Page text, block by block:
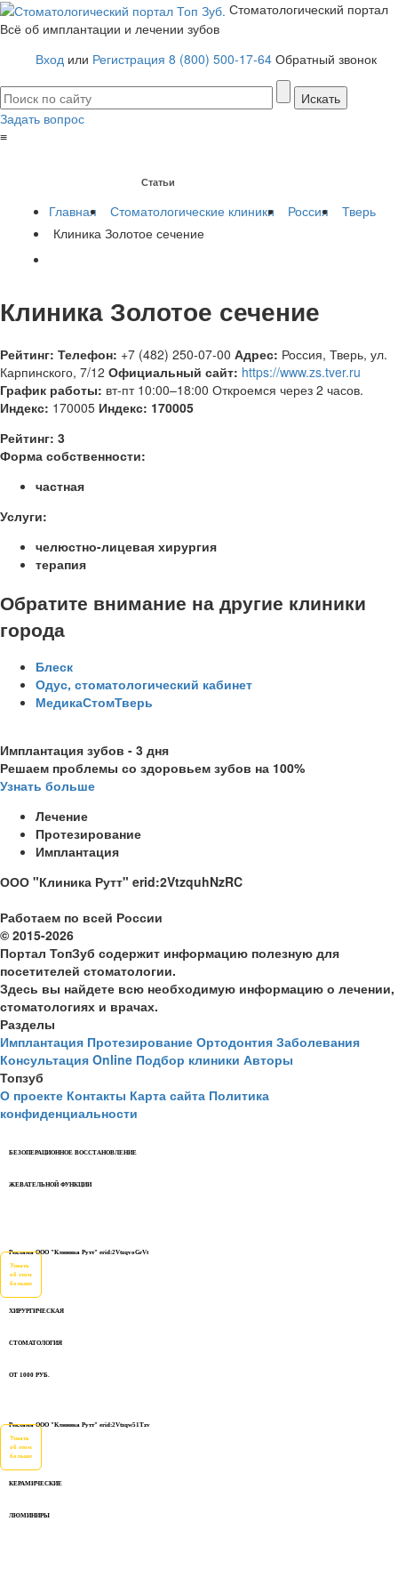
Стоматологический портал
Всё об имплантации и лечении зубов
Вход или Регистрация 8 (800) 500-17-64 Обратный звонок
Задать вопрос
≡
Статьи
Главная Стоматологические клиники Россия
Тверь
Клиника Золотое сечение
Клиника Золотое сечение
Рейтинг: Телефон: +7 (482) 250-07-00 Адрес: Россия, Тверь, ул.
Карпинского, 7/12 Официальный сайт: https://www.zs.tver.ru
График работы: вт-пт 10:00–18:00 Откроемся через 2 часов.
Индекс: 170005 Индекс: 170005
Рейтинг: 3
Форма собственности:
частная
Услуги:
челюстно-лицевая хирургия
терапия
Обратите внимание на другие клиники
города
Блеск
Одус, стоматологический кабинет
МедикаСтомТверь
Имплантация зубов - 3 дня
Решаем проблемы со здоровьем зубов на 100%
Узнать больше
Лечение
Протезирование
Имплантация
ООО "Клиника Рутт" erid:2VtzquhNzRC
Работаем по всей России
© 2015-2026
Портал ТопЗуб содержит информацию полезную для
посетителей стоматологии.
Здесь вы найдете всю необходимую информацию о лечении,
стоматологиях и врачах.
Разделы
Имплантация Протезирование Ортодонтия Заболевания
Консультация Online Подбор клиники Авторы
Топзуб
О проекте Контакты Карта сайта Политика
конфиденциальности
БЕЗОПЕРАЦИОННОЕ ВОССТАНОВЛЕНИЕ
ЖЕВАТЕЛЬНОЙ ФУНКЦИИ
Реклама ООО "Клиника Рутт" erid:2VtzqvoGrVt
Узнать
об этом
больше
ХИРУРГИЧЕСКАЯ
СТОМАТОЛОГИЯ
ОТ 1000 РУБ.
Реклама ООО "Клиника Рутт" erid:2Vtzqw51Tzv
Узнать
об этом
больше
КЕРАМИЧЕСКИЕ
ЛЮМИНИРЫ